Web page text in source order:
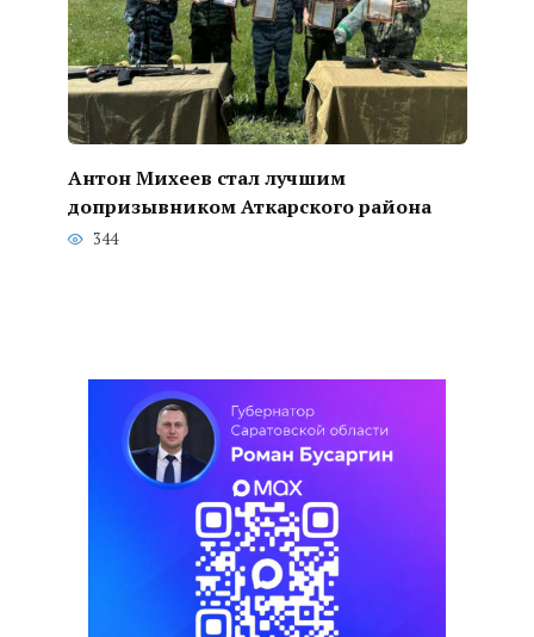
Антон Михеев стал лучшим
допризывником Аткарского района
344